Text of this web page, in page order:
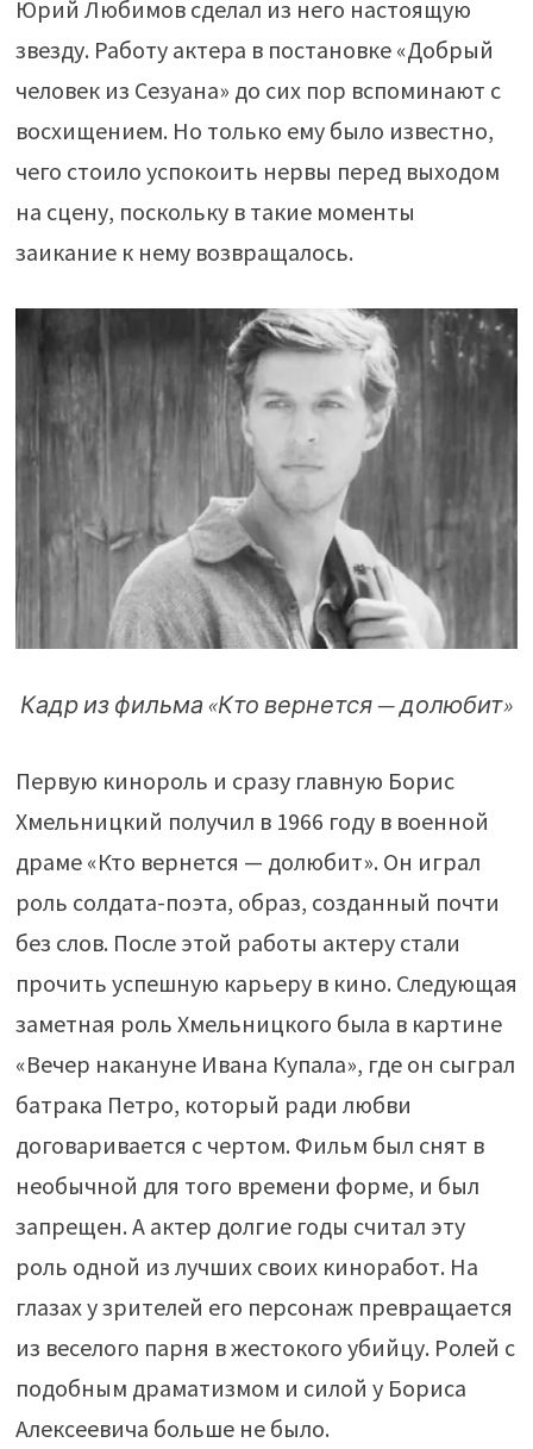
Юрий Любимов сделал из него настоящую
звезду. Работу актера в постановке «Добрый
человек из Сезуана» до сих пор вспоминают с
восхищением. Но только ему было известно,
чего стоило успокоить нервы перед выходом
на сцену, поскольку в такие моменты
заикание к нему возвращалось.
Кадр из фильма «Кто вернется — долюбит»
Первую кинороль и сразу главную Борис
Хмельницкий получил в 1966 году в военной
драме «Кто вернется — долюбит». Он играл
роль солдата-поэта, образ, созданный почти
без слов. После этой работы актеру стали
прочить успешную карьеру в кино. Следующая
заметная роль Хмельницкого была в картине
«Вечер накануне Ивана Купала», где он сыграл
батрака Петро, который ради любви
договаривается с чертом. Фильм был снят в
необычной для того времени форме, и был
запрещен. А актер долгие годы считал эту
роль одной из лучших своих киноработ. На
глазах у зрителей его персонаж превращается
из веселого парня в жестокого убийцу. Ролей с
подобным драматизмом и силой у Бориса
Алексеевича больше не было.